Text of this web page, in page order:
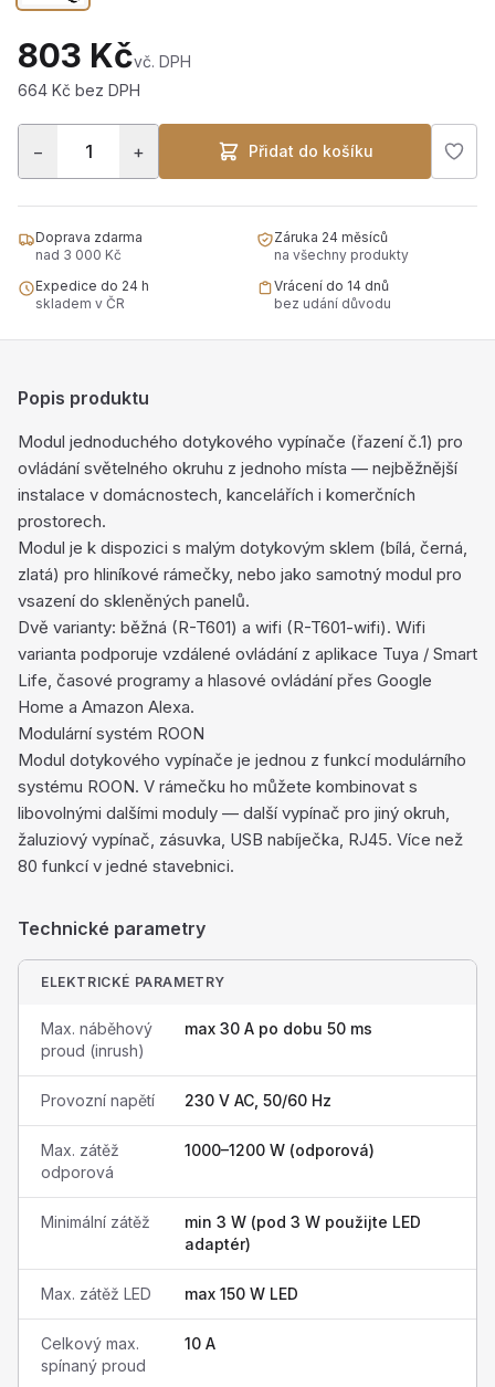
803 Kčvč. DPH
664 Kč bez DPH
− + Přidat do košíku
Doprava zdarma
nad 3 000 Kč
Záruka 24 měsíců
na všechny produkty
Expedice do 24 h
skladem v ČR
Vrácení do 14 dnů
bez udání důvodu
Popis produktu
Modul jednoduchého dotykového vypínače (řazení č.1) pro
ovládání světelného okruhu z jednoho místa — nejběžnější
instalace v domácnostech, kancelářích i komerčních
prostorech.
Modul je k dispozici s malým dotykovým sklem (bílá, černá,
zlatá) pro hliníkové rámečky, nebo jako samotný modul pro
vsazení do skleněných panelů.
Dvě varianty: běžná (R-T601) a wifi (R-T601-wifi). Wifi
varianta podporuje vzdálené ovládání z aplikace Tuya / Smart
Life, časové programy a hlasové ovládání přes Google
Home a Amazon Alexa.
Modulární systém ROON
Modul dotykového vypínače je jednou z funkcí modulárního
systému ROON. V rámečku ho můžete kombinovat s
libovolnými dalšími moduly — další vypínač pro jiný okruh,
žaluziový vypínač, zásuvka, USB nabíječka, RJ45. Více než
80 funkcí v jedné stavebnici.
Technické parametry
ELEKTRICKÉ PARAMETRY
Max. náběhový
proud (inrush)
max 30 A po dobu 50 ms
Provozní napětí 230 V AC, 50/60 Hz
Max. zátěž
odporová
1000–1200 W (odporová)
Minimální zátěž
min 3 W (pod 3 W použijte LED
adaptér)
Max. zátěž LED max 150 W LED
Celkový max.
spínaný proud
10 A